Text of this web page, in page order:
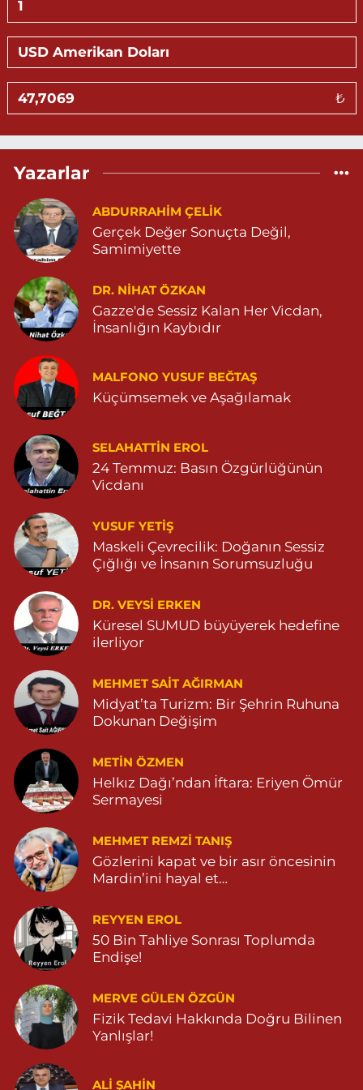
Göktürk Eczanesi
ÖZEL CİHANPOL HASTANESİ YANI YENİKENT MAHALLESİ 20.
CADDE NO:4 B. ÖZEL CİHANPOL HASTANESİ YANI-YENİKENT
MAHALLESİ 04825026482
0 (482) 502 64 82 Yol Tarifi Al
Sevlim Eczanesi
YENİ MAHALLE 514 SOKAK NO:36 ÇEÇEN MEZARLIĞININ 300
0 (482) 313 07 47 Yol Tarifi Al
Sarohan Eczanesi
ZEYTNPINAR MAHALLESİ ROJ CADDESİ NO:30 A derik devlet
hastanesi karşısı 05425113484
0 (542) 511 34 84 Yol Tarifi Al
Eymen Eczanesi
POYRAZ MAHALLE MEVLANA SOKAK NO:5A 05343032144
0 (534) 303 21 44 Yol Tarifi Al
Yeni Eczanesi
YENİ MAHALLE 3086 SOKAK NO:2 4 04825413156
0 (482) 541 31 56 Yol Tarifi Al
İlknur Eczanesi
GÜL MAH. VATAN CAD. NO:2A 04825911091
0 (482) 591 10 91
Turan Eczanesi
TEPEBAŞI MAHALLE KISMETLİ CADDE NO:59D SAĞLIK OCAĞI
YANI 04823813670
0 (482) 381 36 70 Yol Tarifi Al
₺
Yazarlar
ABDURRAHIM ÇELİK
Gerçek Değer Sonuçta Değil,
Samimiyette
DR. NIHAT ÖZKAN
Gazze'de Sessiz Kalan Her Vicdan,
İnsanlığın Kaybıdır
MALFONO YUSUF BEĞTAŞ
Küçümsemek ve Aşağılamak
SELAHATTIN EROL
24 Temmuz: Basın Özgürlüğünün
Vicdanı
YUSUF YETİŞ
Maskeli Çevrecilik: Doğanın Sessiz
Çığlığı ve İnsanın Sorumsuzluğu
DR. VEYSI ERKEN
Küresel SUMUD büyüyerek hedefine
ilerliyor
MEHMET SAIT AĞIRMAN
Midyat’ta Turizm: Bir Şehrin Ruhuna
Dokunan Değişim
METIN ÖZMEN
Helkız Dağı’ndan İftara: Eriyen Ömür
Sermayesi
MEHMET REMZI TANIŞ
Gözlerini kapat ve bir asır öncesinin
Mardin’ini hayal et…
REYYEN EROL
50 Bin Tahliye Sonrası Toplumda
Endişe!
MERVE GÜLEN ÖZGÜN
Fizik Tedavi Hakkında Doğru Bilinen
Yanlışlar!
ALI ŞAHİN